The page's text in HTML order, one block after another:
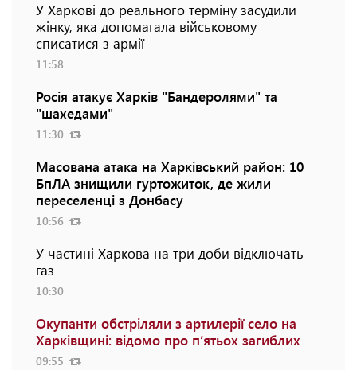
У Харкові до реального терміну засудили
жінку, яка допомагала військовому
списатися з армії
11:58
Росія атакує Харків "Бандеролями" та
"шахедами"
11:30
Масована атака на Харківський район: 10
БпЛА знищили гуртожиток, де жили
переселенці з Донбасу
10:56
У частині Харкова на три доби відключать
газ
10:30
Окупанти обстріляли з артилерії село на
Харківщині: відомо про п’ятьох загиблих
09:55